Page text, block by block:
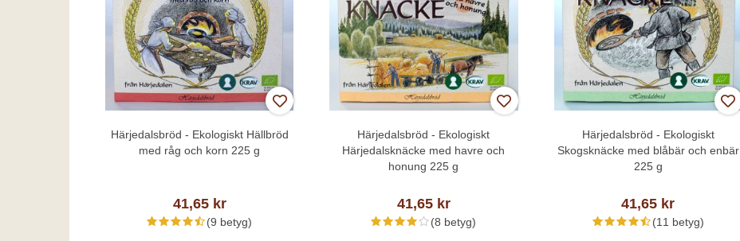
Härjedalsbröd - Ekologiskt Hällbröd
med råg och korn 225 g
41,65 kr
(9 betyg)
Härjedalsbröd - Ekologiskt
Härjedalsknäcke med havre och
honung 225 g
41,65 kr
(8 betyg)
Härjedalsbröd - Ekologiskt
Skogsknäcke med blåbär och enbär
225 g
41,65 kr
(11 betyg)